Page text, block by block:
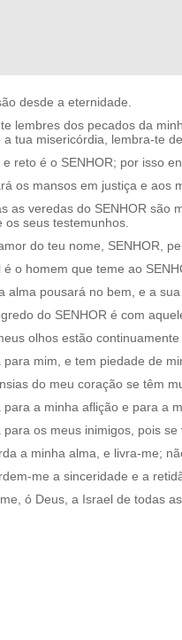
desde a eternidade.
lembres dos pecados da
a tua misericórdia, lembra-te
e reto é o SENHOR; por isso
os mansos em justiça e aos
as veredas do SENHOR são
os seus testemunhos.
do teu nome, SENHOR,
é o homem que teme ao
alma pousará no bem, e a
do SENHOR é com
olhos estão
para mim, e tem piedade de
do meu coração se têm
para a minha aflição e para a
para os meus inimigos, pois
a minha alma, e livra-me;
me a sinceridade e a
ó Deus, a Israel de todas